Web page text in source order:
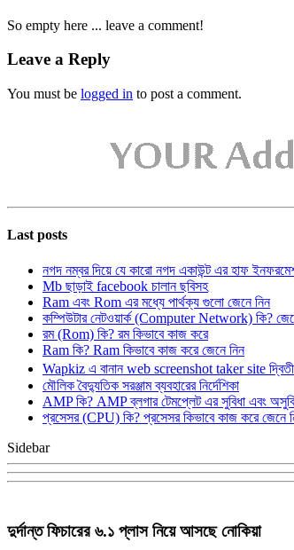
So empty here ... leave a comment!
Leave a Reply
You must be logged in to post a comment.
Last posts
নগদ নম্বর দিয়ে যে কারো নগদ একাউন্ট এর হাফ
Mb ছাড়াই facebook চালান ছবিসহ
Ram এবং Rom এর মধ্যে পার্থক্য গুলো জেনে নিন
কম্পিউটার নেটওয়ার্ক (Computer Network) কি?
রম (Rom) কি? রম কিভাবে কাজ করে
Ram কি? Ram কিভাবে কাজ করে জেনে নিন
Wapkiz এ বানান web screenshot taker site
মৌলিক বৈদ্যুতিক সরঞ্জাম ব্যবহারের নির্দেশিকা
AMP কি? AMP ব্লগার টেমপ্লেট এর সুবিধা এবং
প্রসেসর (CPU) কি? প্রসেসর কিভাবে কাজ করে জেনে
Sidebar
দুর্দান্ত ফিচারের ৬.১ প্লাস নিয়ে আসছে নোকিয়া